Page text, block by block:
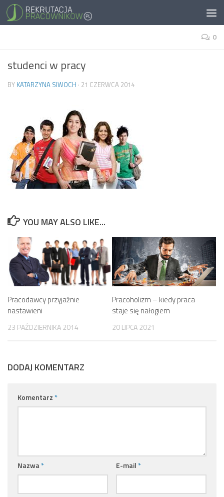
0
studenci w pracy
BY KATARZYNA SIWOCH · 21 CZERWCA 2014
YOU MAY ALSO LIKE...
Pracodawcy przyjaźnie
nastawieni
23 PAŹDZIERNIKA 2014
Pracoholizm – kiedy praca
staje się nałogiem
20 LIPCA 2021
DODAJ KOMENTARZ
Komentarz *
Nazwa * E-mail *